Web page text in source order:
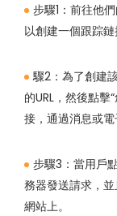
步驟1：前往他
以創建一個跟踪
驟2：為了創建
的URL，然後點擊
接，通過消息或電
步驟3：當用戶
務器發送請求，
網站上。